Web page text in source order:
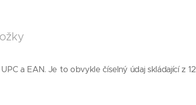
a EAN. Je to obvykle číselný údaj skládající z 12